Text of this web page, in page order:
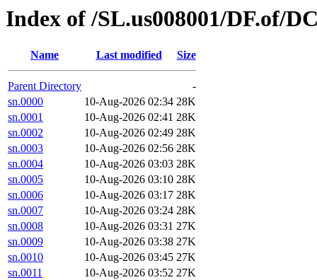
Index of /SL.us008001/DF.of/
Name Last modified Size
Parent Directory
-
sn.0000
10-Aug-2026 02:34 28K
sn.0001
10-Aug-2026 02:41 28K
sn.0002
10-Aug-2026 02:49 28K
sn.0003
10-Aug-2026 02:56 28K
sn.0004
10-Aug-2026 03:03 28K
sn.0005
10-Aug-2026 03:10 28K
sn.0006
10-Aug-2026 03:17 28K
sn.0007
10-Aug-2026 03:24 28K
sn.0008
10-Aug-2026 03:31 27K
sn.0009
10-Aug-2026 03:38 27K
sn.0010
10-Aug-2026 03:45 27K
sn.0011
10-Aug-2026 03:52 27K